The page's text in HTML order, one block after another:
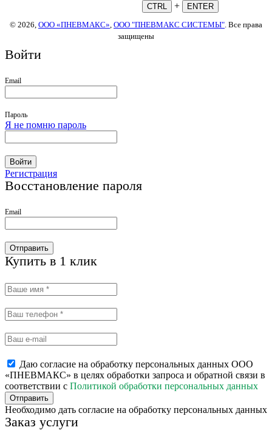
CTRL +
ENTER
© 2026, ООО «ПНЕВМАКС», ООО "ПНЕВМАКС СИСТЕМЫ". Все права
защищены
Войти
Email
Пароль
Я не помню пароль
Войти
Регистрация
Восстановление пароля
Email
Отправить
Купить в 1 клик
Даю согласие на обработку персональных данных ООО
«ПНЕВМАКС» в целях обработки запроса и обратной связи в
соответствии с Политикой обработки персональных данных
Отправить
Необходимо дать согласие на обработку персональных данных
Заказ услуги